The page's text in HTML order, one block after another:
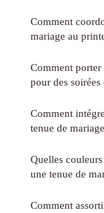
Comment
mariage au
Comment porter
pour des soirées
Comment
tenue de
Quelles
une tenue de
Comment